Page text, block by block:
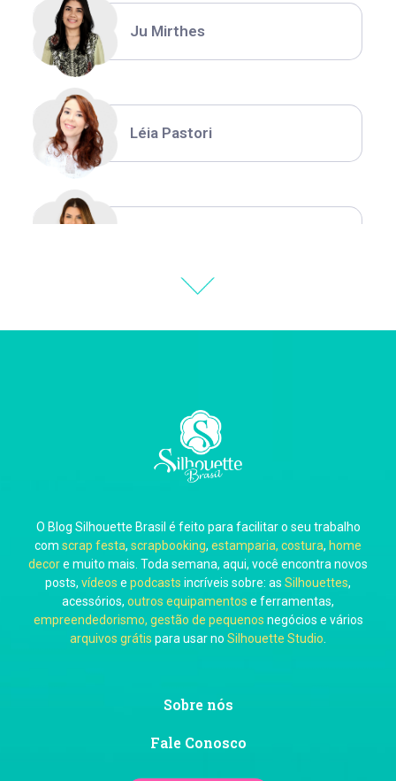
Ju Mirthes
Léia Pastori
Carla Eschberger
Carol Pessoa
Ju Mirthes
O Blog Silhouette Brasil é feito para facilitar o seu trabalho
com scrap festa, scrapbooking, estamparia, costura, home
decore muito mais. Toda semana, aqui, você encontra novos
posts, vídeos e podcasts incríveis sobre: as Silhouettes,
acessórios, outros equipamentos e ferramentas,
empreendedorismo, gestão de pequenos negócios e vários
arquivos grátis para usar no Silhouette Studio.
Sobre nós
Fale Conosco